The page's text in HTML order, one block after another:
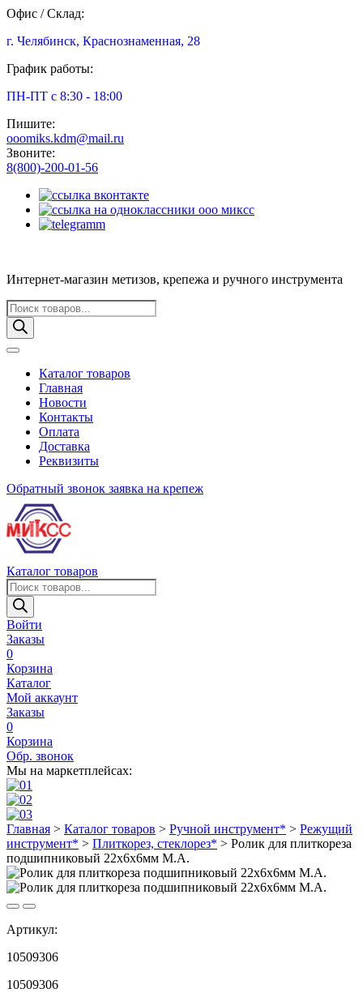
Офис / Склад:
г. Челябинск, Краснознаменная, 28
График работы:
ПН-ПТ с 8:30 - 18:00
Пишите:
ooomiks.kdm@mail.ru
Звоните:
8(800)-200-01-56
Интернет-магазин метизов, крепежа и ручного инструмента
Поиск
товаров
Каталог товаров
Главная
Новости
Контакты
Оплата
Доставка
Реквизиты
Обратный звонок заявка на крепеж
Каталог товаров
Поиск
товаров
Войти
Заказы
0
Корзина
Каталог
Мой аккаунт
Заказы
0
Корзина
Обр. звонок
Мы на маркетплейсах:
Главная > Каталог товаров > Ручной инструмент* > Режущий
инструмент* > Плиткорез, стеклорез* > Ролик для плиткореза
подшипниковый 22х6х6мм М.А.
Артикул:
10509306
10509306